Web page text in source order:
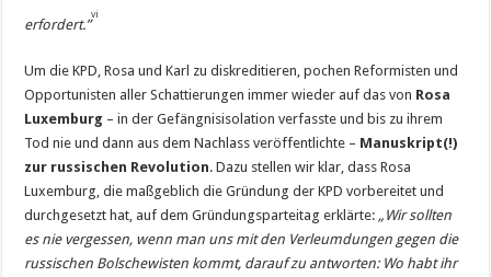
erfordert.”
vi
Um die KPD, Rosa und Karl zu diskreditieren, pochen Reformisten und
Opportunisten aller Schattierungen immer wieder auf das von Rosa
Luxemburg – in der Gefängnisisolation verfasste und bis zu ihrem
Tod nie und dann aus dem Nachlass veröffentlichte – Manuskript(!)
zur russischen Revolution. Dazu stellen wir klar, dass Rosa
Luxemburg, die maßgeblich die Gründung der KPD vorbereitet und
durchgesetzt hat, auf dem Gründungsparteitag erklärte: „Wir sollten
es nie vergessen, wenn man uns mit den Verleumdungen gegen die
russischen Bolschewisten kommt, darauf zu antworten: Wo habt ihr